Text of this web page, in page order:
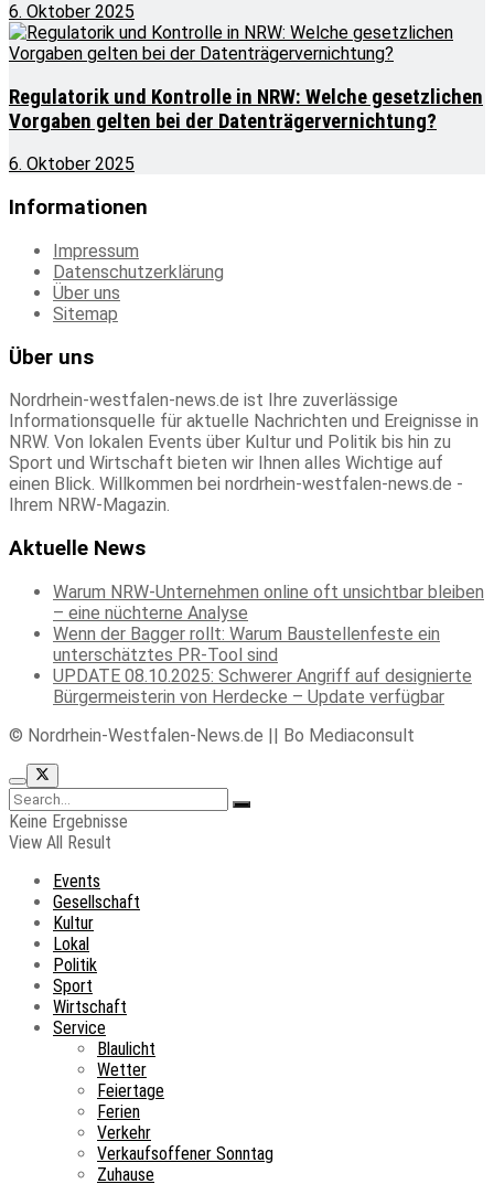
6. Oktober 2025
Regulatorik und Kontrolle in NRW: Welche gesetzlichen
Vorgaben gelten bei der Datenträgervernichtung?
6. Oktober 2025
Informationen
Impressum
Datenschutzerklärung
Über uns
Sitemap
Über uns
Nordrhein-westfalen-news.de ist Ihre zuverlässige
Informationsquelle für aktuelle Nachrichten und Ereignisse in
NRW. Von lokalen Events über Kultur und Politik bis hin zu
Sport und Wirtschaft bieten wir Ihnen alles Wichtige auf
einen Blick. Willkommen bei nordrhein-westfalen-news.de -
Ihrem NRW-Magazin.
Aktuelle News
Warum NRW-Unternehmen online oft unsichtbar bleiben
– eine nüchterne Analyse
Wenn der Bagger rollt: Warum Baustellenfeste ein
unterschätztes PR-Tool sind
UPDATE 08.10.2025: Schwerer Angriff auf designierte
Bürgermeisterin von Herdecke – Update verfügbar
© Nordrhein-Westfalen-News.de || Bo Mediaconsult
Keine Ergebnisse
View All Result
Events
Gesellschaft
Kultur
Lokal
Politik
Sport
Wirtschaft
Service
Blaulicht
Wetter
Feiertage
Ferien
Verkehr
Verkaufsoffener Sonntag
Zuhause